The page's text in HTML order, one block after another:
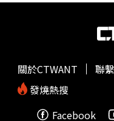
關於CTWANT 聯
發燒熱搜
Facebook